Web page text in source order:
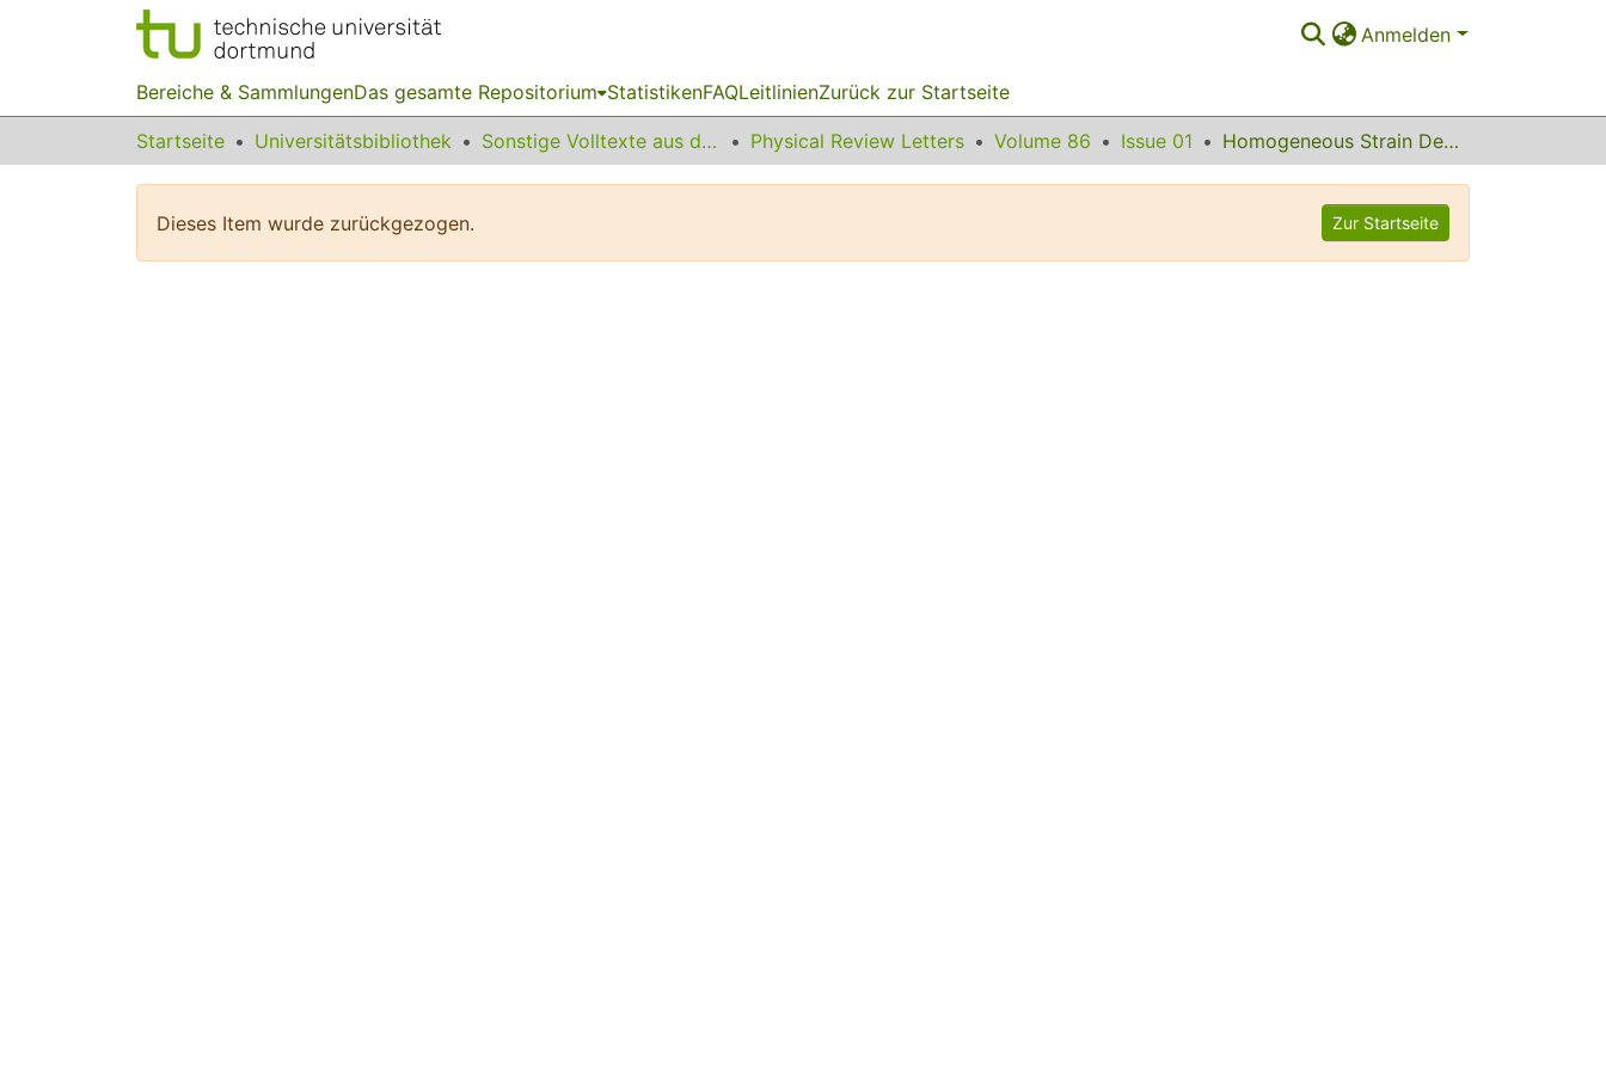
Anmelden
Bereiche & SammlungenDas gesamte Repositorium StatistikenFAQLeitlinienZurück zur Startseite
Startseite Universitätsbibliothek Sonstige Volltexte aus dem Bibliotheksangebot Physical Review Letters Volume 86 Issue 01 Homogeneous Strain Deformation Path for the Wurtzite to Rocksalt High-Pressure Phase Transition in GaN
Dieses Item wurde zurückgezogen. Zur Startseite